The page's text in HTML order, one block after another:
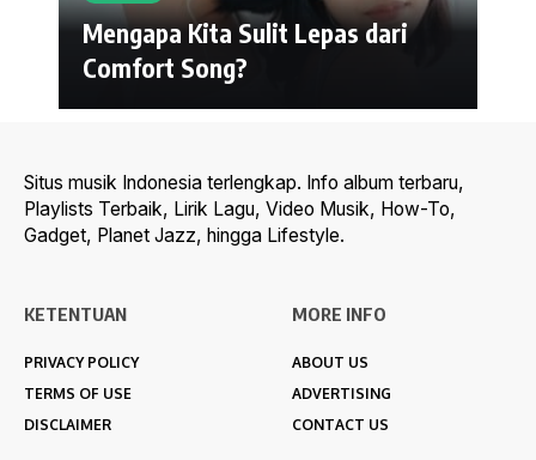
Mengapa Kita Sulit Lepas dari
Comfort Song?
Situs musik Indonesia terlengkap. Info album terbaru,
Playlists Terbaik, Lirik Lagu, Video Musik, How-To,
Gadget, Planet Jazz, hingga Lifestyle.
KETENTUAN
PRIVACY POLICY
TERMS OF USE
DISCLAIMER
MORE INFO
ABOUT US
ADVERTISING
CONTACT US